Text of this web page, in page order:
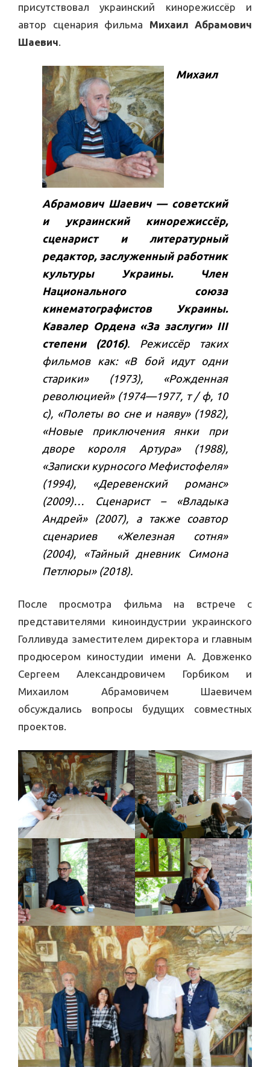
присутствовал украинский кинорежиссёр и
автор сценария фильма Михаил Абрамович
Шаевич.
Михаил
Абрамович Шаевич — советский
и украинский кинорежиссёр,
сценарист и литературный
редактор, заслуженный работник
культуры Украины. Член
Национального союза
кинематографистов Украины.
Кавалер Ордена «За заслуги» ІІІ
степени (2016). Режиссёр таких
фильмов как: «В бой идут одни
старики» (1973), «Рожденная
революцией» (1974—1977, т / ф, 10
с), «Полеты во сне и наяву» (1982),
«Новые приключения янки при
дворе короля Артура» (1988),
«Записки курносого Мефистофеля»
(1994), «Деревенский романс»
(2009)… Сценарист – «Владыка
Андрей» (2007), а также соавтор
сценариев «Железная сотня»
(2004), «Тайный дневник Симона
Петлюры» (2018).
После просмотра фильма на встрече с
представителями киноиндустрии украинского
Голливуда заместителем директора и главным
продюсером киностудии имени А. Довженко
Сергеем Александровичем Горбиком и
Михаилом Абрамовичем Шаевичем
обсуждались вопросы будущих совместных
проектов.